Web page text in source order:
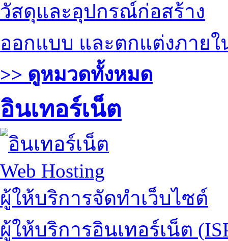
วัสดุและอุปกรณ์ก่อสร้าง
ออกแบบ และตกแต่งภายใ
>> ดูหมวดทั้งหมด
อินเทอร์เน็ต
Web Hosting
ผู้ให้บริการจัดทำเว็บไซต์
ผู้ให้บริการอินเทอร์เน็ต